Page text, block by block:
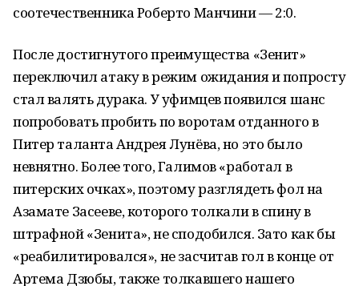
соотечественника Роберто Манчини — 2:0.
После достигнутого преимущества «Зенит»
переключил атаку в режим ожидания и попросту
стал валять дурака. У уфимцев появился шанс
попробовать пробить по воротам отданного в
Питер таланта Андрея Лунёва, но это было
невнятно. Более того, Галимов «работал в
питерских очках», поэтому разглядеть фол на
Азамате Засееве, которого толкали в спину в
штрафной «Зенита», не сподобился. Зато как бы
«реабилитировался», не засчитав гол в конце от
Артема Дзюбы, также толкавшего нашего